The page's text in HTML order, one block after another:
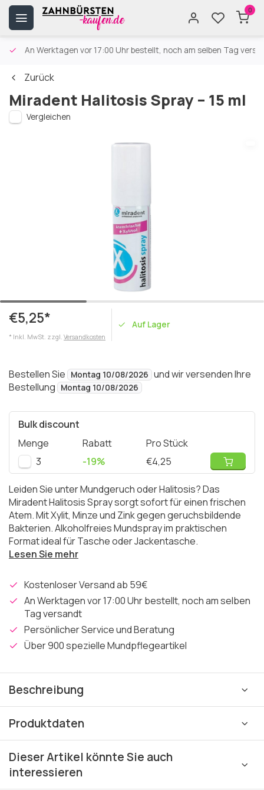
0
An Werktagen vor 17:00 Uhr bestellt, noch am selben Tag
Zurück
Miradent Halitosis Spray – 15 ml
Vergleichen
€5,25*
* Inkl. MwSt. zzgl. Versandkosten
Auf Lager
Bestellen Sie Montag 10/08/2026 und wir versenden Ihre
Bestellung
Montag 10/08/2026
Bulk discount
Menge
Rabatt
Pro Stück
3
-19% €4,25
Leiden Sie unter Mundgeruch oder Halitosis? Das
Miradent Halitosis Spray sorgt sofort für einen frischen
Atem. Mit Xylit, Minze und Zink gegen geruchsbildende
Bakterien. Alkoholfreies Mundspray im praktischen
Format ideal für Tasche oder Jackentasche.
Lesen Sie mehr
Kostenloser Versand ab 59€
An Werktagen vor 17:00 Uhr bestellt, noch am selben
Tag versandt
Persönlicher Service und Beratung
Über 900 spezielle Mundpflegeartikel
Beschreibung
Produktdaten
Dieser Artikel könnte Sie auch
interessieren